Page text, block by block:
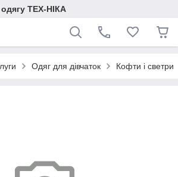
ТЕХ-НІКА
Одяг для дівчаток Кофти і светри